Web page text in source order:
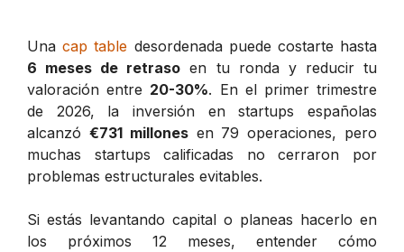
Unacap table desordenada puede costarte hasta
6 meses de retraso en tu ronda y reducir tu
valoración entre 20-30%. En el primer trimestre
de 2026, la inversión en startups españolas
alcanzó €731 millonesen 79 operaciones, pero
muchas startups calificadas no cerraron por
problemas estructurales evitables.
Si estás levantando capital o planeas hacerlo en
los próximos 12 meses, entender cómo